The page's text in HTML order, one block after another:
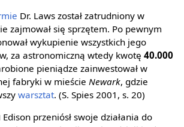
Dr. Laws został zatrudniony w
zajmował się sprzętem. Po pewnym
wykupienie wszystkich jego
za astronomiczną wtedy kwotę 40.000
pieniądze zainwestował w
fabryki w mieście Newark, gdzie
warsztat. (S. Spies 2001, s. 20)
Edison przeniósł swoje działania do